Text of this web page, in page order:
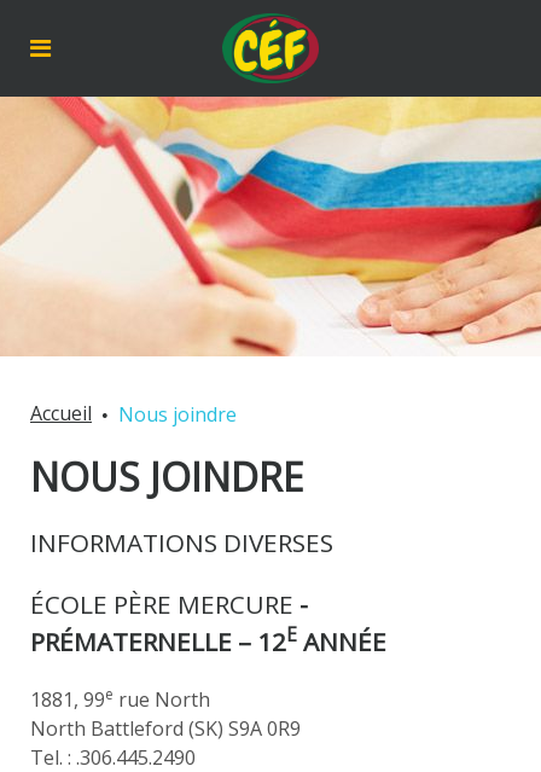
Accueil Nous joindre
NOUS JOINDRE
INFORMATIONS DIVERSES
ÉCOLE PÈRE MERCURE -
PRÉMATERNELLE – 12E ANNÉE
1881, 99e rue North
North Battleford (SK) S9A 0R9
Tel. : .306.445.2490